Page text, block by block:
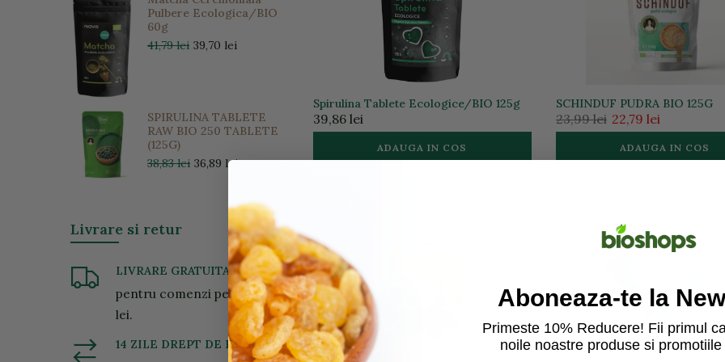
Spirulina Tablete Ecologice/BIO 125g
39,86 lei
ADAUGA IN COS
SCHINDUF PUDRA BIO 125G
23,99 lei 22,79 lei
ADAUGA IN COS
Pulbere Ecologica/BIO
60g
41,79 lei 39,70 lei
SPIRULINA TABLETE
RAW BIO 250 TABLETE
(125G)
38,83 lei 36,89 lei
Livrare si retur
LIVRARE GRATUITA
pentru comenzi peste 200
lei.
14 ZILE DREPT DE RETUR
Aboneaza-te la
Primeste 10% Reducere! Fii primul
noile noastre produse si